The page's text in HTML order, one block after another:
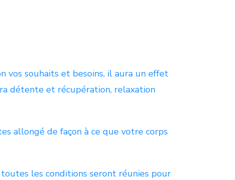
vos souhaits et besoins, il aura un effet
détente et récupération, relaxation
allongé de façon à ce que votre corps
les conditions seront réunies pour